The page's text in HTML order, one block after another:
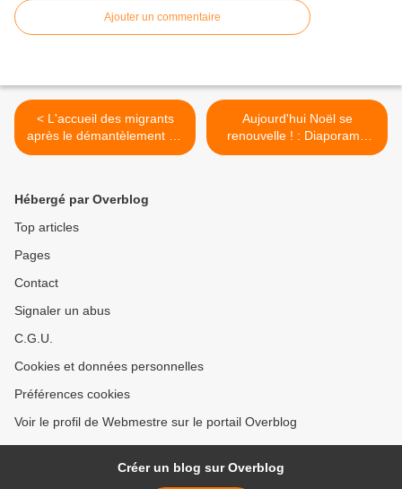
Ajouter un commentaire
< L'accueil des migrants
après le démantèlement du
camp de Calais
Aujourd'hui Noël se
renouvelle ! : Diaporama
illustrant le message de
Hébergé par Overblog
Top articles
Pages
Contact
Signaler un abus
C.G.U.
Cookies et données personnelles
Préférences cookies
Voir le profil de Webmestre sur le portail Overblog
Créer un blog sur Overblog